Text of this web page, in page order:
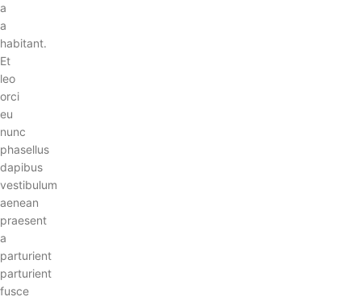
a
a
habitant.
Et
leo
orci
eu
nunc
phasellus
dapibus
vestibulum
aenean
praesent
a
parturient
parturient
fusce